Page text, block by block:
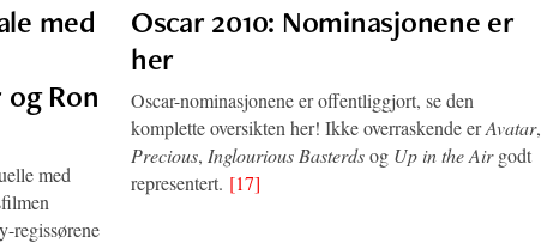
med
Ron
med
regissørene
Oscar 2010: Nominasjonene er
her
Oscar-nominasjonene er offentliggjort, se den
komplette oversikten her! Ikke overraskende erAvatar,
Precious, Inglourious Basterdsog Up in the Airgodt
representert. [17]